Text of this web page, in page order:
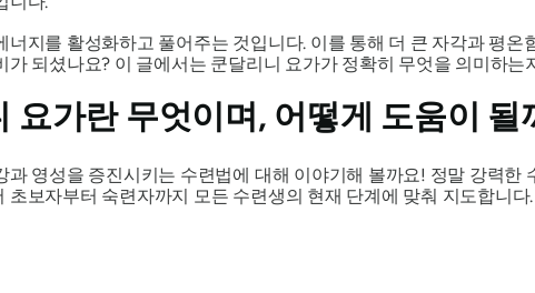
너지를 활성화하고 풀어주는 것입니다. 이를 통해 더 큰 자각과 평
가 되셨나요? 이 글에서는 쿤달리니 요가가 정확히 무엇을 의미하는
요가란 무엇이며, 어떻게 도움이 될
과 영성을 증진시키는 수련법에 대해 이야기해 볼까요! 정말 강력
초보자부터 숙련자까지 모든 수련생의 현재 단계에 맞춰 지도합니다.